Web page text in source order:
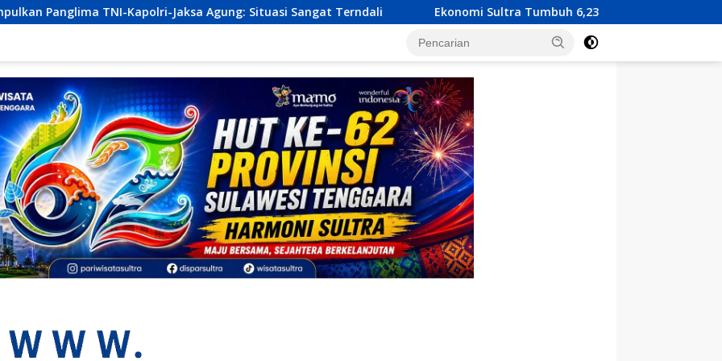
Agung: Situasi Sangat Terndali Ekonomi Sultra Tumbuh 6,23 Persen, KUA-PPAS 2027 Resmi Diserahkan ke DPRD